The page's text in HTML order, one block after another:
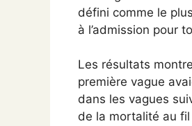
défini comme le
à l’admission pour
Les résultats
première vague
dans les vagues
de la mortalité au